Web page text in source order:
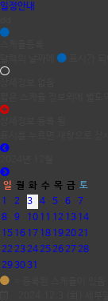
일정안내
일 월 화 수 목 금 토
1
2 3 4 5 6
7
8
9 10 11 12 13 14
15 16 17 18 192021
222324252627 28
293031